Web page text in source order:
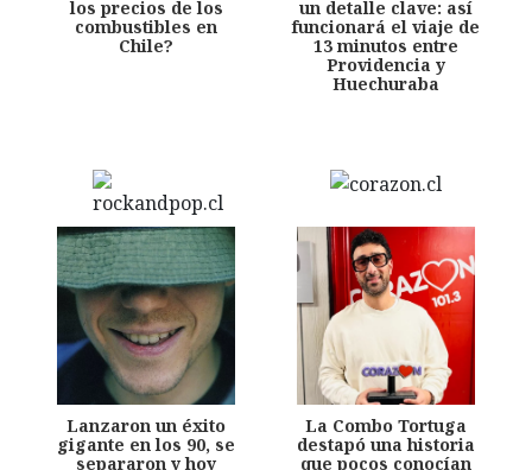
los precios de los
combustibles en
Chile?
un detalle clave: así
funcionará el viaje de
13 minutos entre
Providencia y
Huechuraba
Lanzaron un éxito
gigante en los 90, se
separaron y hoy
La Combo Tortuga
destapó una historia
que pocos conocían